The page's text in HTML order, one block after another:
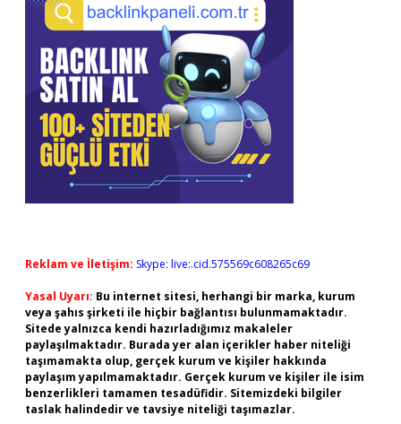
Reklam ve İletişim: Skype: live:.cid.575569c608265c69
Yasal Uyarı: Bu internet sitesi, herhangi bir marka, kurum
veya şahıs şirketi ile hiçbir bağlantısı bulunmamaktadır.
Sitede yalnızca kendi hazırladığımız makaleler
paylaşılmaktadır. Burada yer alan içerikler haber niteliği
taşımamakta olup, gerçek kurum ve kişiler hakkında
paylaşım yapılmamaktadır. Gerçek kurum ve kişiler ile isim
benzerlikleri tamamen tesadüfidir. Sitemizdeki bilgiler
taslak halindedir ve tavsiye niteliği taşımazlar.